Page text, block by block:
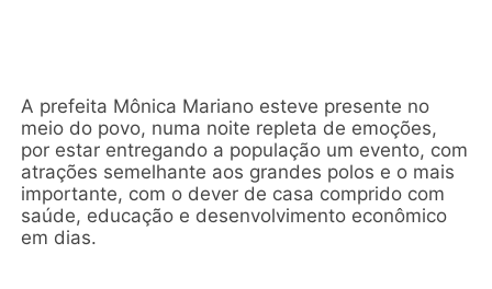
A prefeita Mônica Mariano esteve presente no
meio do povo, numa noite repleta de emoções,
por estar entregando a população um evento, com
atrações semelhante aos grandes polos e o mais
importante, com o dever de casa comprido com
saúde, educação e desenvolvimento econômico
em dias.